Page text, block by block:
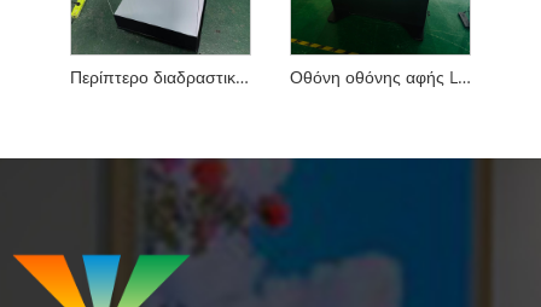
Περίπτερο διαδραστικού προβολέα 30 ιντσών Διαφανές γυαλί tempered Οθόνη οθόνης αφής LCD PCAP Monitor με ενσωματωμένο υπολογιστή i7